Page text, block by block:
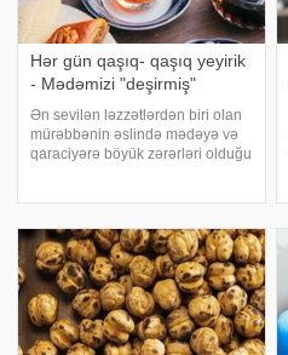
Hər gün qaşıq- qaşıq yeyirik
- Mədəmizi "deşirmiş"
Ən sevilən ləzzətlərdən biri olan
mürəbbənin əslində mədəyə və
qaraciyərə böyük zərərləri olduğu
qaşıq-qaşıq yeyildikdə